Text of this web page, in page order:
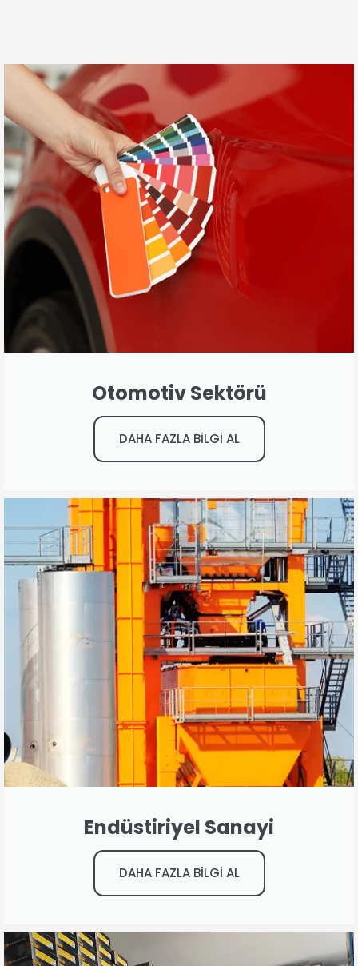
Otomotiv Sektörü
DAHA FAZLA BİLGİ AL
Endüstiriyel Sanayi
DAHA FAZLA BİLGİ AL